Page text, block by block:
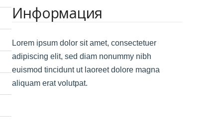
Информация
Lorem ipsum dolor sit amet, consectetuer
adipiscing elit, sed diam nonummy nibh
euismod tincidunt ut laoreet dolore magna
aliquam erat volutpat.